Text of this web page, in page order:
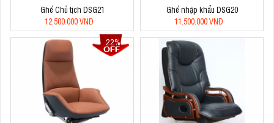
Ghế Chủ tịch DSG21
12.500.000 VNĐ
Ghế nhập khẩu DSG20
11.500.000 VNĐ
22%